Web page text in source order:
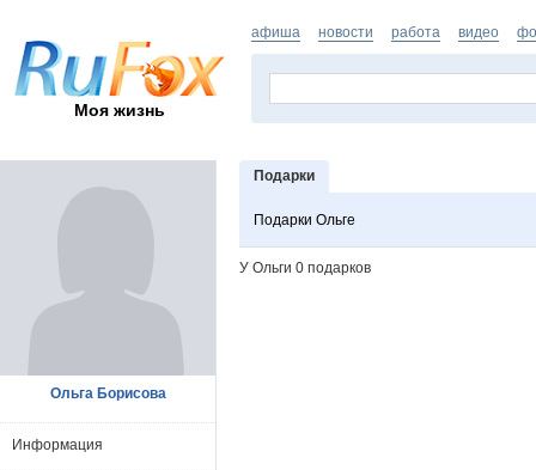
Моя жизнь
афиша новости работа видео
Подарки
Подарки Ольге
У Ольги 0 подарков
Ольга Борисова
Информация